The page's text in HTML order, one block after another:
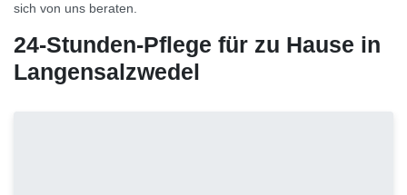
sich von uns beraten.
24-Stunden-Pflege für zu Hause in
Langensalzwedel